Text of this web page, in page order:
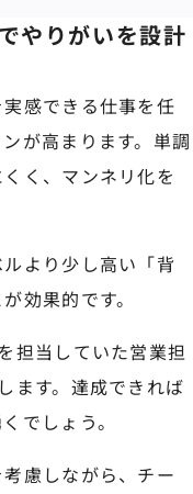
やりがいを設計
感できる仕事を任
が高まります。単調
く、マンネリ化を
より少し高い「背
効果的です。
担当していた営業担
ます。達成できれば
でしょう。
慮しながら、チー